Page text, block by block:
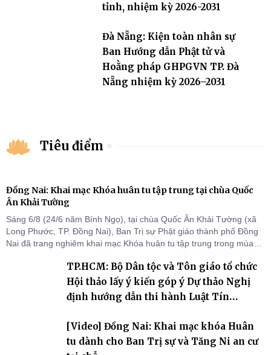
tỉnh, nhiệm kỳ 2026-2031
Đà Nẵng: Kiện toàn nhân sự
Ban Hướng dẫn Phật tử và
Hoằng pháp GHPGVN TP. Đà
Nẵng nhiệm kỳ 2026–2031
Tiêu điểm
Đồng Nai: Khai mạc Khóa huân tu tập trung tại chùa Quốc
Ân Khải Tường
Sáng 6/8 (24/6 năm Bính Ngọ), tại chùa Quốc Ân Khải Tường (xã
Long Phước, TP. Đồng Nai), Ban Trị sự Phật giáo thành phố Đồng
Nai đã trang nghiêm khai mạc Khóa huân tu tập trung trong mùa
chỗ khu vực VII, VIII và trường hạ chùa Quốc Ân Khải Tường.
TP.HCM: Bộ Dân tộc và Tôn giáo tổ chức
Hội thảo lấy ý kiến góp ý Dự thảo Nghị
định hướng dẫn thi hành Luật Tín
[Video] Đồng Nai: Khai mạc khóa Huân
tu dành cho Ban Trị sự và Tăng Ni an cư